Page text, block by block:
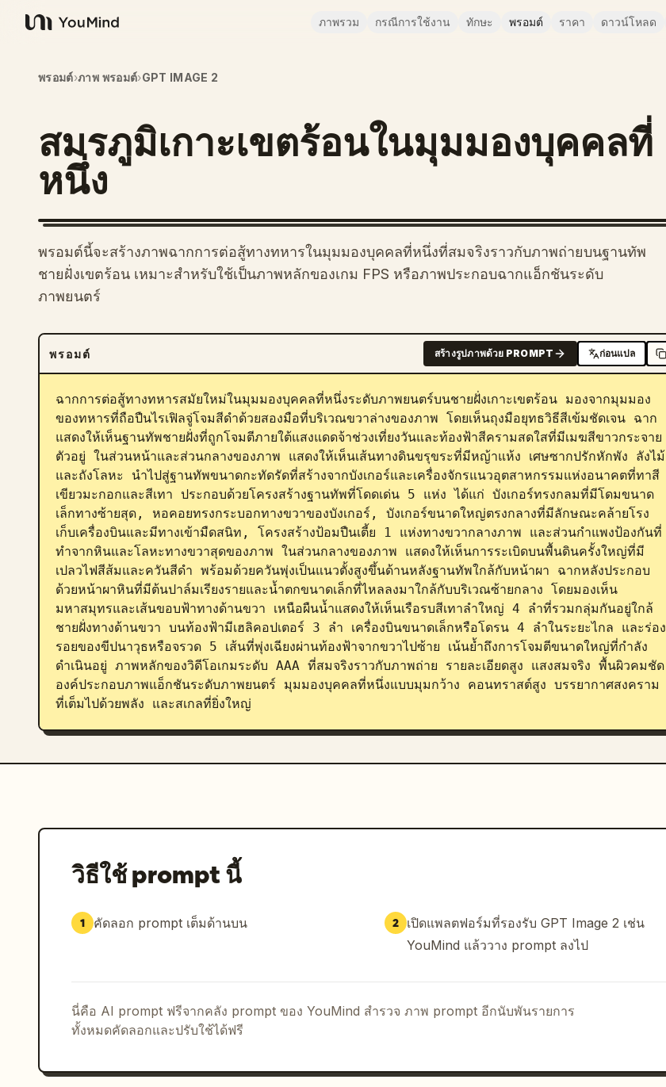
YouMind
ภาพรวม กรณีการใช้งาน ทักษะ พรอมต์ ราคา ดาวน์โหลด
พรอมต์›ภาพ พรอมต์›GPT IMAGE 2
สมรภูมิเกาะเขตร้อนในมุมมองบุคคลที่
หนึ่ง
พรอมต์นี้จะสร้างภาพฉากการต่อสู้ทางทหารในมุมมองบุคคลที่หนึ่งที่สมจริงราวกับภาพถ่ายบนฐานทัพ
ชายฝั่งเขตร้อน เหมาะสำหรับใช้เป็นภาพหลักของเกม FPS หรือภาพประกอบฉากแอ็กชันระดับ
ภาพยนตร์
พรอมต์ สร้างรูปภาพด้วย PROMPT ก่อนแปล
ฉากการต่อสู้ทางทหารสมัยใหม่ในมุมมองบุคคลที่หนึ่งระดับภาพยนตร์บนชายฝั่งเกาะเขตร้อน มองจากมุมมอง
ของทหารที่ถือปืนไรเฟิลจู่โจมสีดำด้วยสองมือที่บริเวณขวาล่างของภาพ โดยเห็นถุงมือยุทธวิธีสีเข้มชัดเจน ฉาก
แสดงให้เห็นฐานทัพชายฝั่งที่ถูกโจมตีภายใต้แสงแดดจ้าช่วงเที่ยงวันและท้องฟ้าสีครามสดใสที่มีเมฆสีขาวกระจาย
ตัวอยู่ ในส่วนหน้าและส่วนกลางของภาพ แสดงให้เห็นเส้นทางดินขรุขระที่มีหญ้าแห้ง เศษซากปรักหักพัง ลังไม้
และถังโลหะ นำไปสู่ฐานทัพขนาดกะทัดรัดที่สร้างจากบังเกอร์และเครื่องจักรแนวอุตสาหกรรมแห่งอนาคตที่ทาสี
เขียวมะกอกและสีเทา ประกอบด้วยโครงสร้างฐานทัพที่โดดเด่น 5 แห่ง ได้แก่ บังเกอร์ทรงกลมที่มีโดมขนาด
เล็กทางซ้ายสุด, หอคอยทรงกระบอกทางขวาของบังเกอร์, บังเกอร์ขนาดใหญ่ตรงกลางที่มีลักษณะคล้ายโรง
เก็บเครื่องบินและมีทางเข้ามืดสนิท, โครงสร้างป้อมปืนเตี้ย 1 แห่งทางขวากลางภาพ และส่วนกำแพงป้องกันที่
ทำจากหินและโลหะทางขวาสุดของภาพ ในส่วนกลางของภาพ แสดงให้เห็นการระเบิดบนพื้นดินครั้งใหญ่ที่มี
เปลวไฟสีส้มและควันสีดำ พร้อมด้วยควันพุ่งเป็นแนวตั้งสูงขึ้นด้านหลังฐานทัพใกล้กับหน้าผา ฉากหลังประกอบ
ด้วยหน้าผาหินที่มีต้นปาล์มเรียงรายและน้ำตกขนาดเล็กที่ไหลลงมาใกล้กับบริเวณซ้ายกลาง โดยมองเห็น
มหาสมุทรและเส้นขอบฟ้าทางด้านขวา เหนือผืนน้ำแสดงให้เห็นเรือรบสีเทาลำใหญ่ 4 ลำที่รวมกลุ่มกันอยู่ใกล้
ชายฝั่งทางด้านขวา บนท้องฟ้ามีเฮลิคอปเตอร์ 3 ลำ เครื่องบินขนาดเล็กหรือโดรน 4 ลำในระยะไกล และร่อง
รอยของขีปนาวุธหรือจรวด 5 เส้นที่พุ่งเฉียงผ่านท้องฟ้าจากขวาไปซ้าย เน้นย้ำถึงการโจมตีขนาดใหญ่ที่กำลัง
ดำเนินอยู่ ภาพหลักของวิดีโอเกมระดับ AAA ที่สมจริงราวกับภาพถ่าย รายละเอียดสูง แสงสมจริง พื้นผิวคมชัด
องค์ประกอบภาพแอ็กชันระดับภาพยนตร์ มุมมองบุคคลที่หนึ่งแบบมุมกว้าง คอนทราสต์สูง บรรยากาศสงคราม
ที่เต็มไปด้วยพลัง และสเกลที่ยิ่งใหญ่
วิธีใช้ prompt นี้
1 คัดลอก prompt เต็มด้านบน 2 เปิดแพลตฟอร์มที่รองรับ GPT Image 2 เช่น
YouMind แล้ววาง prompt ลงไป
นี่คือ AI prompt ฟรีจากคลัง prompt ของ YouMind สำรวจ ภาพ prompt อีกนับพันรายการ
ทั้งหมดคัดลอกและปรับใช้ได้ฟรี